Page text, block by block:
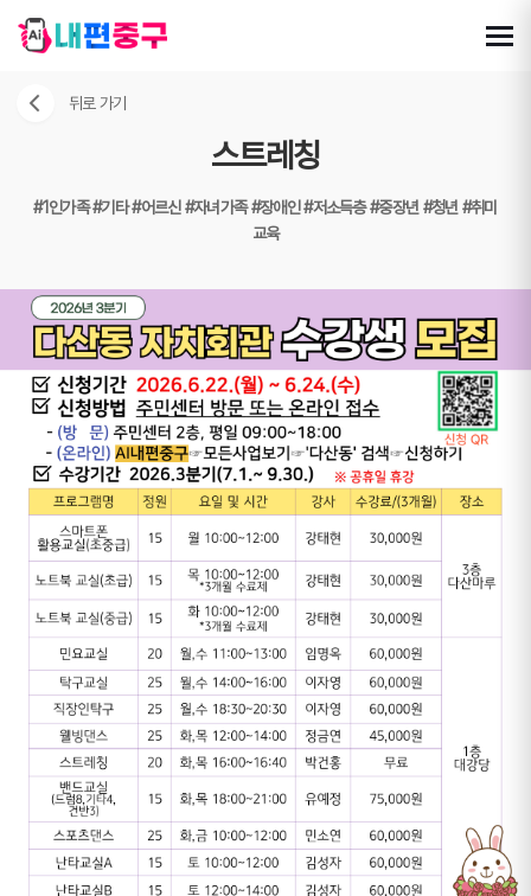
뒤로 가기
스트레칭
#1인가족#기타#어르신#자녀가족#장애인#저소득층#중장년#청년#취미
교육